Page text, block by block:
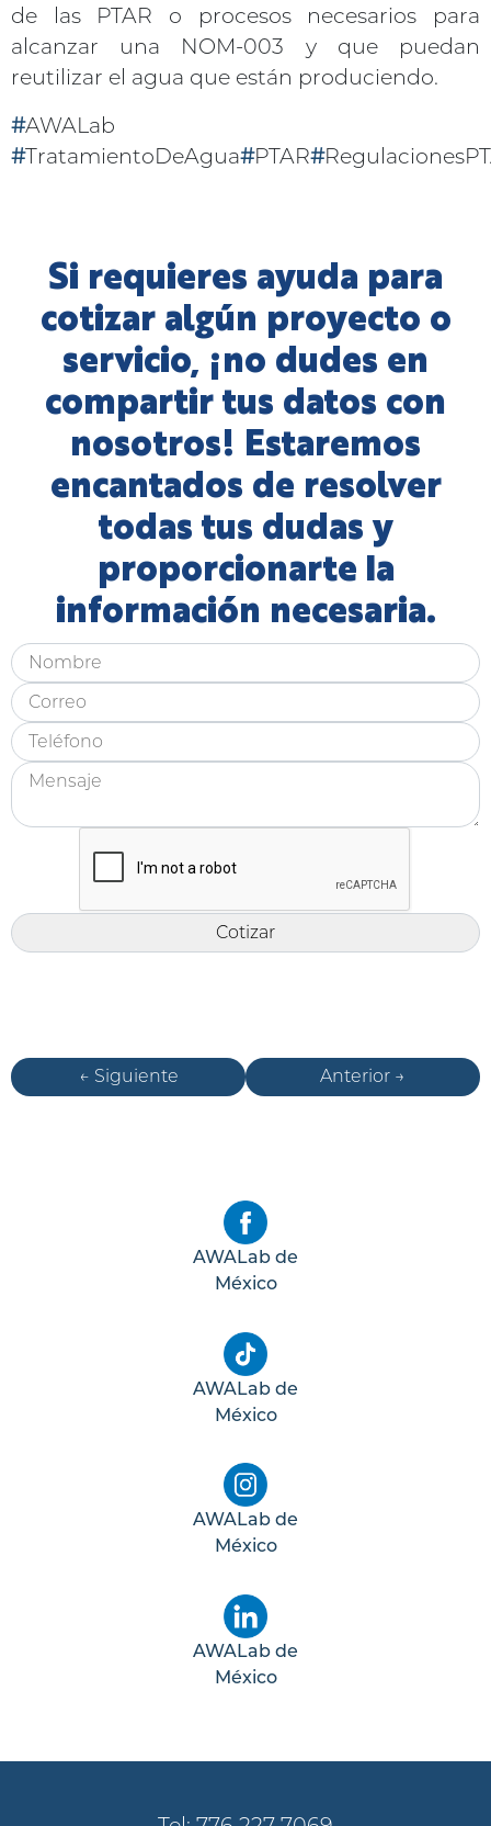
de las PTAR o procesos necesarios para
alcanzar una NOM-003 y que puedan
reutilizar el agua que están produciendo.
#AWALab
#TratamientoDeAgua#PTAR#
Si requieres ayuda para
cotizar algún proyecto o
servicio, ¡no dudes en
compartir tus datos con
nosotros! Estaremos
encantados de resolver
todas tus dudas y
proporcionarte la
información necesaria.
← Siguiente Anterior →
AWALab de
México
AWALab de
México
AWALab de
México
AWALab de
México